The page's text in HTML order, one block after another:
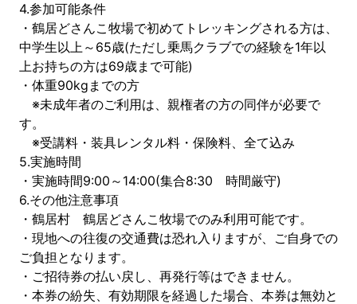
4.参加可能条件
・鶴居どさんこ牧場で初めてトレッキングされる方は、
中学生以上～65歳(ただし乗馬クラブでの経験を1年以
上お持ちの方は69歳まで可能)
・体重90kgまでの方
※未成年者のご利用は、親権者の方の同伴が必要で
す。
※受講料・装具レンタル料・保険料、全て込み
5.実施時間
・実施時間9:00～14:00(集合8:30 時間厳守)
6.その他注意事項
・鶴居村 鶴居どさんこ牧場でのみ利用可能です。
・現地への往復の交通費は恐れ入りますが、ご自身での
ご負担となります。
・ご招待券の払い戻し、再発行等はできません。
・本券の紛失、有効期限を経過した場合、本券は無効と